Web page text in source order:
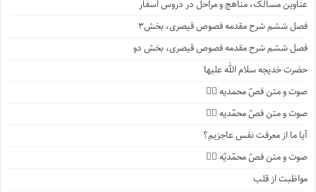
عناوین مسالک، مناهج و مراحل در دروس اسفار
فصل ششم شرح مقدمه فصوص قیصری، بخش۳
فصل ششم شرح مقدمه فصوص قیصری، بخش دو
حضرت خدیجه سلام الله علیها
صوت و متن فصّ محمدیه ۴️⃣
صوت و متن فصّ محمّدیه ۳️⃣
آیا ما از معرفت نفس عاجزیم؟
صوت و متن فصّ محمّدیّه ۲️⃣
مواظبت از قلب